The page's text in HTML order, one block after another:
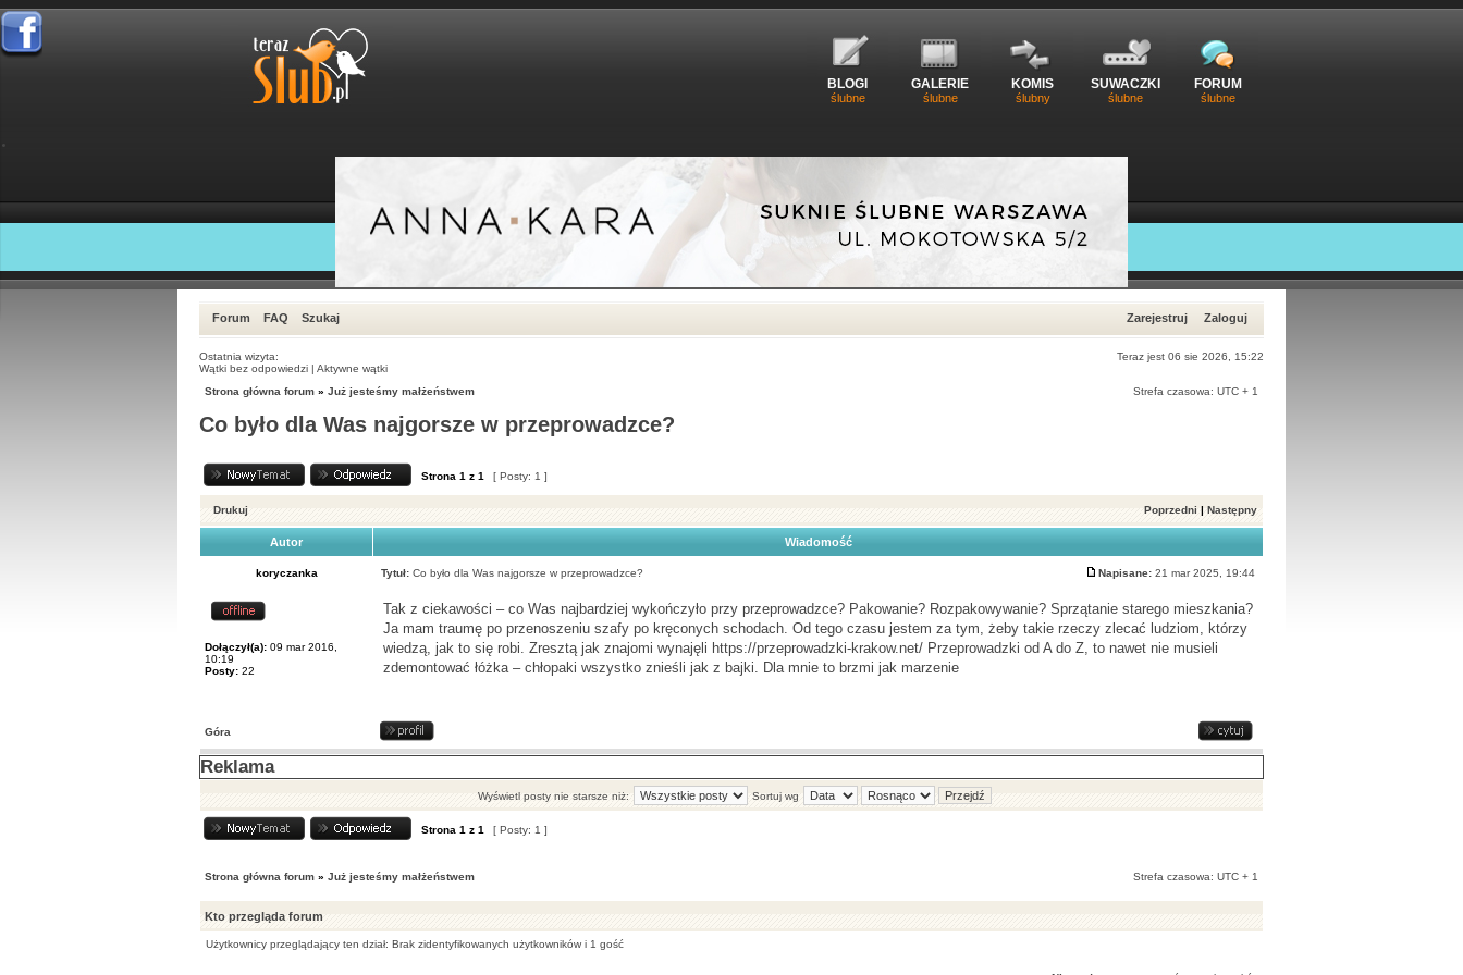
BLOGI
ślubne
GALERIE
ślubne
KOMIS
ślubny
SUWACZKI
ślubne
FORUM
ślubne
Forum FAQ Szukaj Zarejestruj Zaloguj
Ostatnia wizyta:
Teraz jest 06 sie 2026, 15:22
Wątki bez odpowiedzi | Aktywne wątki
Strona główna forum » Już jesteśmy małżeństwem Strefa czasowa: UTC + 1
Co było dla Was najgorsze w przeprowadzce?
Strona 1 z 1 [ Posty: 1 ]
Drukuj Poprzedni | Następny
Autor Wiadomość
koryczanka Tytuł: Co było dla Was najgorsze w przeprowadzce? Napisane: 21 mar 2025, 19:44
Dołączył(a): 09 mar 2016,
10:19
Posty: 22
Tak z ciekawości – co Was najbardziej wykończyło przy przeprowadzce? Pakowanie? Rozpakowywanie? Sprzątanie starego mieszkania?
Ja mam traumę po przenoszeniu szafy po kręconych schodach. Od tego czasu jestem za tym, żeby takie rzeczy zlecać ludziom, którzy
wiedzą, jak to się robi. Zresztą jak znajomi wynajęli https://przeprowadzki-krakow.net/ Przeprowadzki od A do Z, to nawet nie musieli
zdemontować łóżka – chłopaki wszystko znieśli jak z bajki. Dla mnie to brzmi jak marzenie
Góra
Reklama
Wyświetl posty nie starsze niż: Sortuj wg
Strona 1 z 1 [ Posty: 1 ]
Strona główna forum » Już jesteśmy małżeństwem Strefa czasowa: UTC + 1
Kto przegląda forum
Użytkownicy przeglądający ten dział: Brak zidentyfikowanych użytkowników i 1 gość